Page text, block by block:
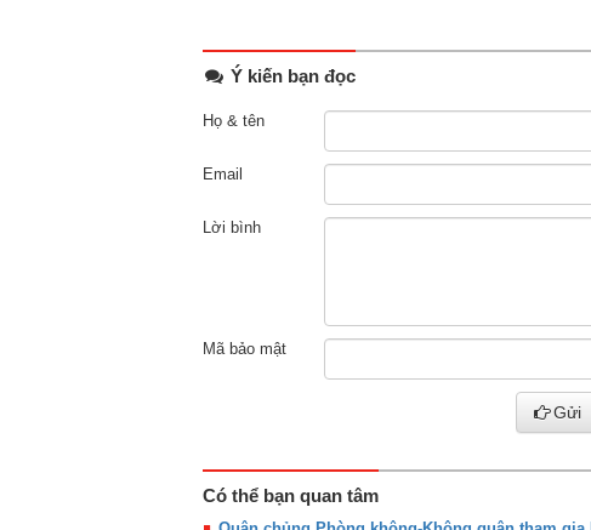
Ý kiến bạn đọc
Họ & tên
Email
Lời bình
Mã bảo mật
Gửi
Có thể bạn quan tâm